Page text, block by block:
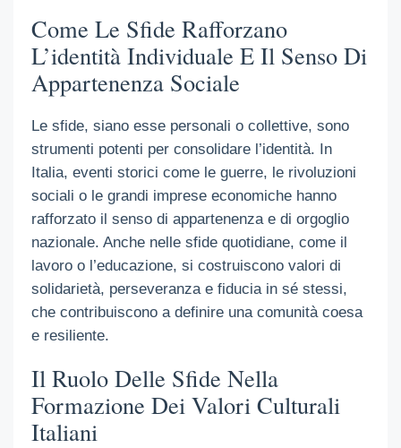
Come Le Sfide Rafforzano
L’identità Individuale E Il Senso Di
Appartenenza Sociale
Le sfide, siano esse personali o collettive, sono
strumenti potenti per consolidare l’identità. In
Italia, eventi storici come le guerre, le rivoluzioni
sociali o le grandi imprese economiche hanno
rafforzato il senso di appartenenza e di orgoglio
nazionale. Anche nelle sfide quotidiane, come il
lavoro o l’educazione, si costruiscono valori di
solidarietà, perseveranza e fiducia in sé stessi,
che contribuiscono a definire una comunità coesa
e resilientе.
Il Ruolo Delle Sfide Nella
Formazione Dei Valori Culturali
Italiani